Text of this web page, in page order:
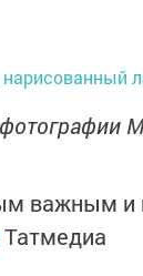
фотографии
важным и
Татмедиа